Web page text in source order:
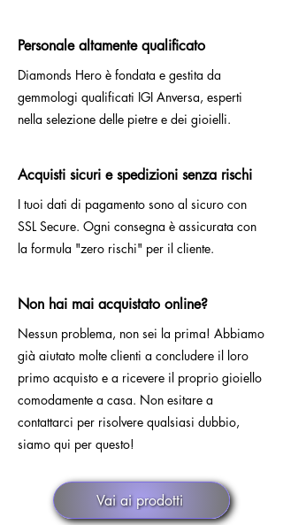
Personale altamente qualificato
Diamonds Hero è fondata e gestita da
gemmologi qualificati IGI Anversa, esperti
nella selezione delle pietre e dei gioielli.
Acquisti sicuri e spedizioni senza rischi
I tuoi dati di pagamento sono al sicuro con
SSL Secure. Ogni consegna è assicurata con
la formula "zero rischi" per il cliente.
Non hai mai acquistato online?
Nessun problema, non sei la prima! Abbiamo
già aiutato molte clienti a concludere il loro
primo acquisto e a ricevere il proprio gioiello
comodamente a casa. Non esitare a
contattarci per risolvere qualsiasi dubbio,
siamo qui per questo!
Vai ai prodotti